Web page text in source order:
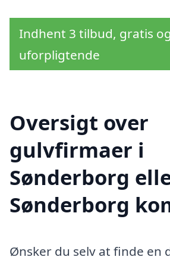
Indhent 3 tilbud, gratis og
uforpligtende
Oversigt over
gulvfirmaer i
Sønderborg
Sønderborg
Ønsker du selv at finde en